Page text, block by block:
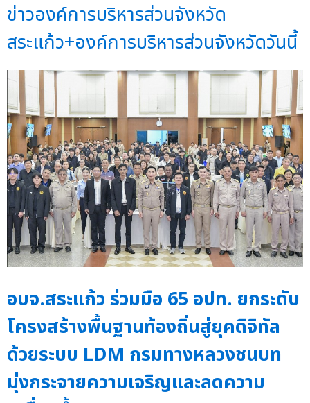
ข่าวองค์การบริหารส่วนจังหวัด
สระแก้ว+องค์การบริหารส่วนจังหวัดวันนี้
อบจ.สระแก้ว ร่วมมือ 65 อปท. ยกระดับ
โครงสร้างพื้นฐานท้องถิ่นสู่ยุคดิจิทัล
ด้วยระบบ LDM กรมทางหลวงชนบท
มุ่งกระจายความเจริญและลดความ